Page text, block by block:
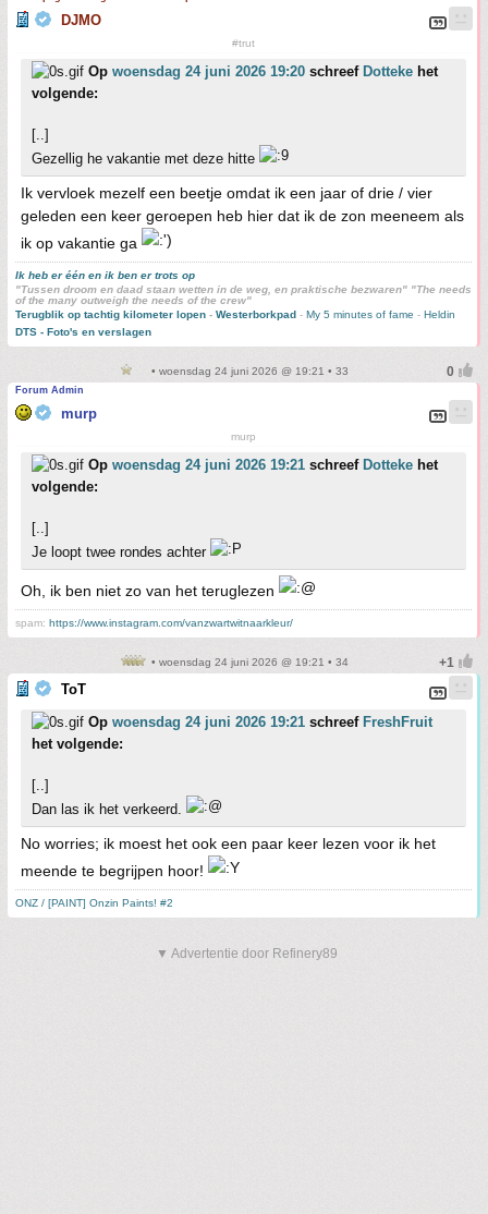
DJMO
#trut
Op woensdag 24 juni 2026 19:20 schreef Dotteke het
volgende:
[..]
Gezellig he vakantie met deze hitte
Ik vervloek mezelf een beetje omdat ik een jaar of drie / vier
geleden een keer geroepen heb hier dat ik de zon meeneem als
ik op vakantie ga
Ik heb er één en ik ben er trots op
"Tussen droom en daad staan wetten in de weg, en praktische bezwaren" "The needs
of the many outweigh the needs of the crew"
Terugblik op tachtig kilometer lopen - Westerborkpad - My 5 minutes of fame - Heldin
DTS - Foto's en verslagen
• woensdag 24 juni 2026 @ 19:21 • 33
Forum Admin
murp
murp
Op woensdag 24 juni 2026 19:21 schreef Dotteke het
volgende:
[..]
Je loopt twee rondes achter
Oh, ik ben niet zo van het teruglezen
spam: https://www.instagram.com/vanzwartwitnaarkleur/
• woensdag 24 juni 2026 @ 19:21 • 34
ToT
Op woensdag 24 juni 2026 19:21 schreef FreshFruit
het volgende:
[..]
Dan las ik het verkeerd.
No worries; ik moest het ook een paar keer lezen voor ik het
meende te begrijpen hoor!
ONZ / [PAINT] Onzin Paints! #2
▼ Advertentie door Refinery89